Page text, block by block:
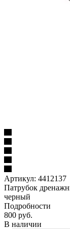
Артикул: 4412137
Патрубок
черный
Подробности
800 руб.
В наличии